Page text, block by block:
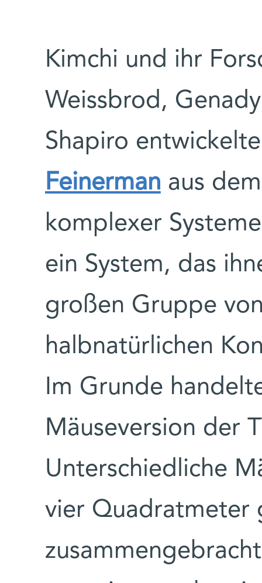
Kimchi und ihr
Weissbrod,
Shapiro
Feinerman aus
komplexer
ein System, das
großen Gruppe
halbnatürlichen
Im Grunde
Mäuseversion der
Unterschiedliche
vier Quadratmeter